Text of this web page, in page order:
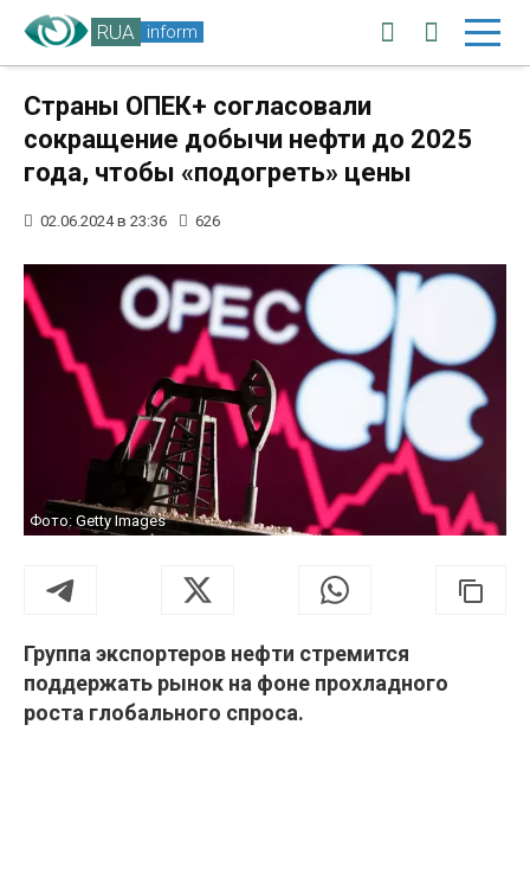
RUA inform
Страны ОПЕК+ согласовали
сокращение добычи нефти до 2025
года, чтобы «подогреть» цены
02.06.2024 в 23:36 626
Фото: Getty Images
Группа экспортеров нефти стремится
поддержать рынок на фоне прохладного
роста глобального спроса.